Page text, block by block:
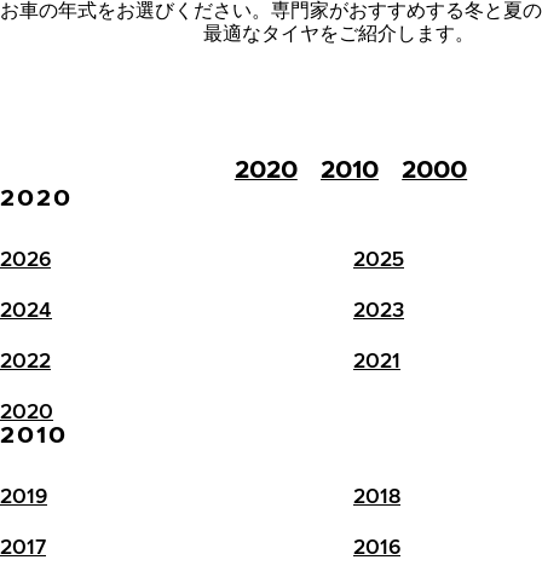
お車の年式をお選びください。 専門家がおすすめする冬と夏
最適なタイヤをご紹介します。
2020 2010 2000
2020
2026 2025
2024 2023
2022 2021
2020
2010
2019 2018
2017 2016